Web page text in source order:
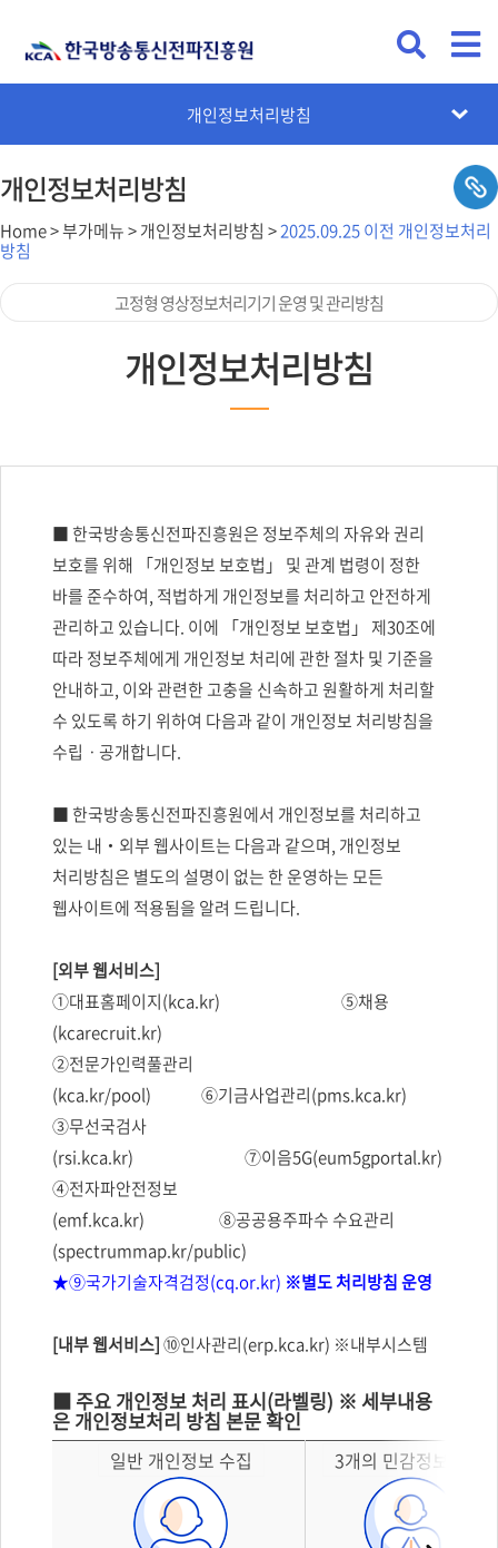
이용약관
개인정보처리방침
이메일주소무단수집거부
저작권정책
홈페이지개선의견
사이트맵
전문가등록
대표전화 ARS
자격검정 ARS
개인정보처리방침
Home > 부가메뉴 > 개인정보처리방침 >2025.09.25 이전 개인정보처리
방침
개인정보처리방침
고정형 영상정보처리기기 운영 및 관리방침
개인정보처리방침
■ 한국방송통신전파진흥원은 정보주체의 자유와 권리
보호를 위해 「개인정보 보호법」 및 관계 법령이 정한
바를 준수하여, 적법하게 개인정보를 처리하고 안전하게
관리하고 있습니다. 이에 「개인정보 보호법」 제30조에
따라 정보주체에게 개인정보 처리에 관한 절차 및 기준을
안내하고, 이와 관련한 고충을 신속하고 원활하게 처리할
수 있도록 하기 위하여 다음과 같이 개인정보 처리방침을
수립ㆍ공개합니다.
■ 한국방송통신전파진흥원에서 개인정보를 처리하고
있는 내‧외부 웹사이트는 다음과 같으며, 개인정보
처리방침은 별도의 설명이 없는 한 운영하는 모든
웹사이트에 적용됨을 알려 드립니다.
[외부 웹서비스]
①대표홈페이지(kca.kr)
⑤채용
(kcarecruit.kr)
②전문가인력풀관리
(kca.kr/pool)
⑥기금사업관리(pms.kca.kr)
③무선국검사
(rsi.kca.kr)
⑦이음5G(eum5gportal.kr)
④전자파안전정보
(emf.kca.kr)
⑧공공용주파수 수요관리
(spectrummap.kr/public)
★⑨국가기술자격검정(cq.or.kr) ※별도 처리방침 운영
[내부 웹서비스]⑩인사관리(erp.kca.kr) ※내부시스템
■ 주요 개인정보 처리 표시(라벨링) ※ 세부내용
은 개인정보처리 방침 본문 확인
일반 개인정보 수집 3개의 민감정보 수집